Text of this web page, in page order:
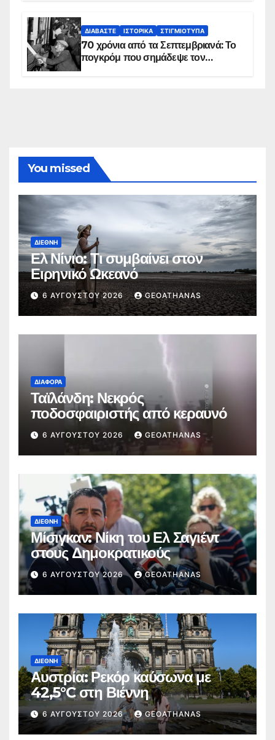
ΔΙΑΒΆΣΤΕ ΙΣΤΟΡΙΚΆ ΣΤΙΓΜΙΌΤΥΠΑ
70 χρόνια από τα Σεπτεμβριανά: Το
πογκρόμ που σημάδεψε τον
You missed
ΔΙΕΘΝΉ
Ελ Νίνιο: Τι συμβαίνει στον
Ειρηνικό Ωκεανό
6 ΑΥΓΟΎΣΤΟΥ 2026 GEOATHANAS
ΔΙΆΦΟΡΑ
Ταϊλάνδη: Νεκρός
ποδοσφαιριστής από κεραυνό
6 ΑΥΓΟΎΣΤΟΥ 2026 GEOATHANAS
ΔΙΕΘΝΉ
Μίσιγκαν: Νίκη του Ελ Σαγιέντ
στους Δημοκρατικούς
6 ΑΥΓΟΎΣΤΟΥ 2026 GEOATHANAS
ΔΙΕΘΝΉ
Αυστρία: Ρεκόρ καύσωνα με
42,5°C στη Βιέννη
6 ΑΥΓΟΎΣΤΟΥ 2026 GEOATHANAS